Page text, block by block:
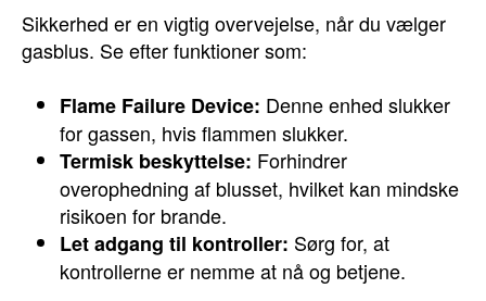
Sikkerhed er en vigtig overvejelse, når du vælger
gasblus. Se efter funktioner som:
Flame Failure Device: Denne enhed slukker
for gassen, hvis flammen slukker.
Termisk beskyttelse: Forhindrer
overophedning af blusset, hvilket kan mindske
risikoen for brande.
Let adgang til kontroller: Sørg for, at
kontrollerne er nemme at nå og betjene.